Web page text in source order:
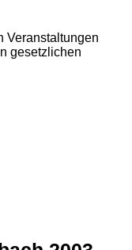
Veranstaltungen
gesetzlichen